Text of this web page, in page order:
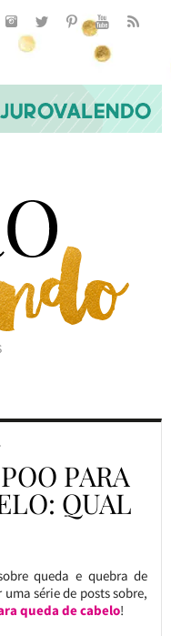
PARA
QUAL
queda e quebra de
série de posts sobre,
queda de cabelo!